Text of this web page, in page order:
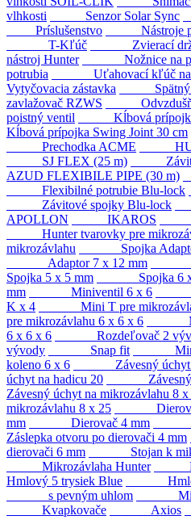
vlhkosti
Senzor Solar Sync
Príslušenstvo
Nástroje
T-Kľúč
Zvierací
nástroj Hunter
Nožnice na
potrubia
Uťahovací kľúč na
Vytyčovacia zástavka
Spätný
zavlažovač RZWS
poistný ventil
Kĺbová prípojka
Kĺbová prípojka Swing Joint 30 cm
Prechodka ACME
SJ FLEX (25 m)
AZUD FLEXIBILE PIPE (30 m)
Flexibilné potrubie Blu-lock
Závitové spojky Blu-lock
APOLLON
IKAROS
Hunter tvarovky pre
mikrozávlahu
Spojka
Adaptor 7 x 12 mm
Spojka 5 x 5 mm
Spojka 6 x
mm
Miniventil 6 x 6
K x 4
Mini T pre
pre mikrozávlahu 6 x 6 x 6
Mini
6 x 6 x 6
Rozdeľovač 2
vývody
Snap fit Mini
koleno 6 x 6
Závesný úchyt
úchyt na hadicu 20
Závesný
Závesný úchyt na mikrozávlahu 8 x
mikrozávlahu 8 x 25
mm
Dierovač 4 mm
Záslepka otvoru po dierovači 4 mm
dierovači 6 mm
Stojan k
Mikrozávlaha Hunter
Hmlový 5 trysiek Blue
s pevným uhlom
Mist
Kvapkovače
Axios